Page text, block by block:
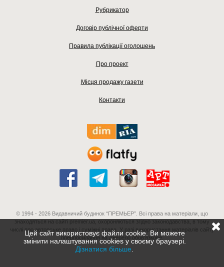
Рубрикатор
Договір публічної оферти
Правила публікації оголошень
Про проект
Місця продажу газети
Контакти
© 1994 - 2026 Видавничий будинок “ПРЕМЬЕР”. Всі права на матеріали, що
знаходяться на сайті premier.ua, охороняються згідно законодавства, в тому
числі про авторське право і суміжні права. У разі використання матеріалів сайту
гіперпосилання на джерело обов'язкове.
Цей сайт використовує файли cookie. Ви можете
змінити налаштування cookies у своєму браузері.
Дізнатися більше